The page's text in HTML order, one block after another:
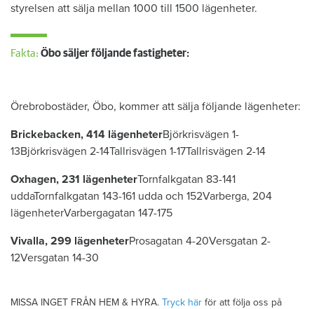
styrelsen att sälja mellan 1000 till 1500 lägenheter.
Fakta: Öbo säljer följande fastigheter:
Örebrobostäder, Öbo, kommer att sälja följande lägenheter:
Brickebacken, 414 lägenheterBjörkrisvägen 1-
13Björkrisvägen 2-14Tallrisvägen 1-17Tallrisvägen 2-14
Oxhagen, 231 lägenheterTornfalkgatan 83-141
uddaTornfalkgatan 143-161 udda och 152Varberga, 204
lägenheterVarbergagatan 147-175
Vivalla, 299 lägenheterProsagatan 4-20Versgatan 2-
12Versgatan 14-30
MISSA INGET FRÅN HEM & HYRA. Tryck här för att följa oss på